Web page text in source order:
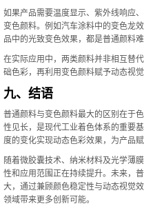
如果产品需要温度显示、紫外线响应
变色颜料。例如汽车涂料中的变色龙
品中的光致变色效果，都是普通颜料难
在实际应用中，两类颜料并非相互替
础色彩，再利用变色颜料赋予动态视
九、结语
普通颜料与变色颜料最大的区别在于
性见长，是现代工业着色体系的重要
度的变化实现动态色彩效果，为产品
随着微胶囊技术、纳米材料及光学薄
性和应用范围正在持续提升。未来，
大，通过兼顾颜色稳定性与动态视觉
领域带来更多创新可能。